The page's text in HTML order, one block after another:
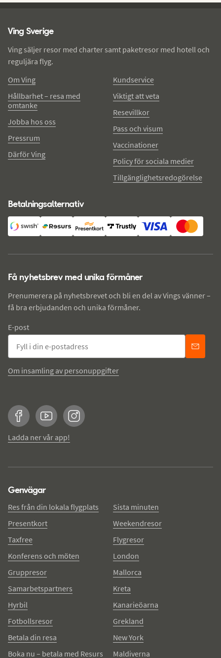
Ving Sverige
Ving säljer resor med charter samt paketresor med hotell och
reguljära flyg.
Om Ving
Hållbarhet – resa med
omtanke
Jobba hos oss
Pressrum
Därför Ving
Kundservice
Viktigt att veta
Resevillkor
Pass och visum
Vaccinationer
Policy för sociala medier
Tillgänglighetsredogörelse
Betalningsalternativ
Få nyhetsbrev med unika förmåner
Prenumerera på nyhetsbrevet och bli en del av Vings vänner –
få bra erbjudanden och unika förmåner.
E-post
Om insamling av personuppgifter
FacebookYouTubeInstagram
Ladda ner vår app!
Genvägar
Res från din lokala flygplats
Presentkort
Taxfree
Konferens och möten
Gruppresor
Samarbetspartners
Hyrbil
Fotbollsresor
Betala din resa
Boka nu – betala med Resurs
Sista minuten
Weekendresor
Flygresor
London
Mallorca
Kreta
Kanarieöarna
Grekland
New York
Maldiverna